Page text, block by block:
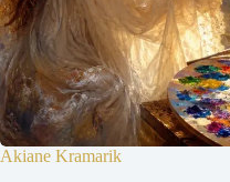
Akiane Kramarik